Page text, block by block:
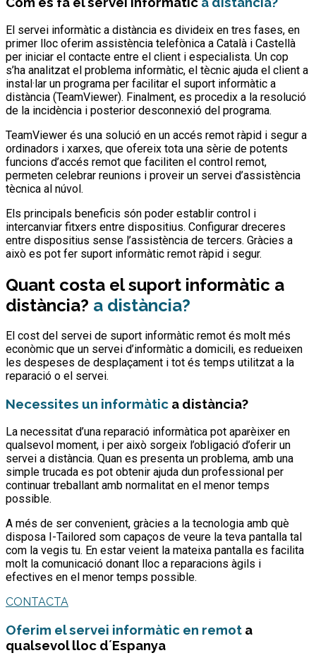
El servei informàtic a distància es divideix en tres fases, en
primer lloc oferim assistència telefònica a Català i Castellà
per iniciar el contacte entre el client i especialista. Un cop
s’ha analitzat el problema informàtic, el tècnic ajuda el client a
instal·lar un programa per facilitar el suport informàtic a
distància (TeamViewer). Finalment, es procedix a la resolució
de la incidència i posterior desconnexió del programa.
TeamViewer és una solució en un accés remot ràpid i segur a
ordinadors i xarxes, que ofereix tota una sèrie de potents
funcions d’accés remot que faciliten el control remot,
permeten celebrar reunions i proveir un servei d’assistència
tècnica al núvol.
Els principals beneficis són poder establir control i
intercanviar fitxers entre dispositius. Configurar dreceres
entre dispositius sense l’assistència de tercers. Gràcies a
això es pot fer suport informàtic remot ràpid i segur.
Quant costa el suport informàtic a
distància? a distància?
El cost del servei de suport informàtic remot és molt més
econòmic que un servei d’informàtic a domicili, es redueixen
les despeses de desplaçament i tot és temps utilitzat a la
reparació o el servei.
Necessites un informàtic a distància?
La necessitat d’una reparació informàtica pot aparèixer en
qualsevol moment, i per això sorgeix l’obligació d’oferir un
servei a distància. Quan es presenta un problema, amb una
simple trucada es pot obtenir ajuda dun professional per
continuar treballant amb normalitat en el menor temps
possible.
A més de ser convenient, gràcies a la tecnologia amb què
disposa I-Tailored som capaços de veure la teva pantalla tal
com la vegis tu. En estar veient la mateixa pantalla es facilita
molt la comunicació donant lloc a reparacions àgils i
efectives en el menor temps possible.
CONTACTA
Oferim el servei informàtic en remot a
qualsevol lloc d´Espanya